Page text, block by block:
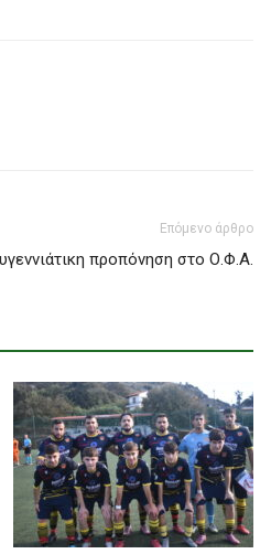
Επόμενο άρθρο
προπόνηση στο Ο.Φ.Α.